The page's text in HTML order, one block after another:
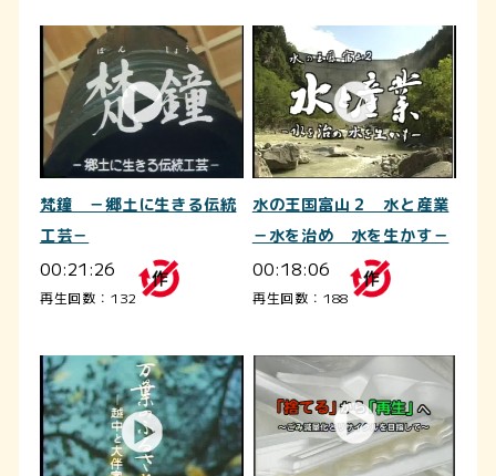
梵鐘 －郷土に生きる伝統
工芸－
00:21:26
再生回数：132
水の王国富山２ 水と産業
－水を治め 水を生かす－
00:18:06
再生回数：188